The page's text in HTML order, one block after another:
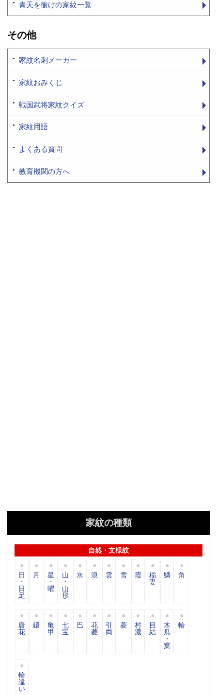
青天を衝けの家紋一覧
その他
家紋名刺メーカー
家紋おみくじ
戦国武将家紋クイズ
家紋用語
よくある質問
教育機関の方へ
家紋の種類
自然・文様紋
日
・
日
足
月 星
・
曜
山
・
山
形
水 浪 雲 雪 霞 稲
妻
鱗 角
唐
花
鐶 亀
甲
七
宝
巴 花
菱
引
両
菱 村
濃
目
結
木
瓜
・
窠
輪
輪
違
い